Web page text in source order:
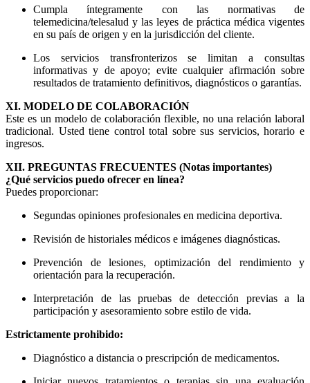
Cumpla íntegramente con las normativas de
telemedicina/telesalud y las leyes de práctica médica vigentes
en su país de origen y en la jurisdicción del cliente.
Los servicios transfronterizos se limitan a consultas
informativas y de apoyo; evite cualquier afirmación sobre
resultados de tratamiento definitivos, diagnósticos o garantías.
XI. MODELO DE COLABORACIÓN
Este es un modelo de colaboración flexible, no una relación laboral
tradicional. Usted tiene control total sobre sus servicios, horario e
ingresos.
XII. PREGUNTAS FRECUENTES (Notas importantes)
¿Qué servicios puedo ofrecer en línea?
Puedes proporcionar:
Segundas opiniones profesionales en medicina deportiva.
Revisión de historiales médicos e imágenes diagnósticas.
Prevención de lesiones, optimización del rendimiento y
orientación para la recuperación.
Interpretación de las pruebas de detección previas a la
participación y asesoramiento sobre estilo de vida.
Estrictamente prohibido:
Diagnóstico a distancia o prescripción de medicamentos.